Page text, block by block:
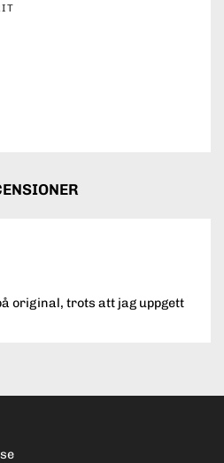
original, trots att jag uppgett